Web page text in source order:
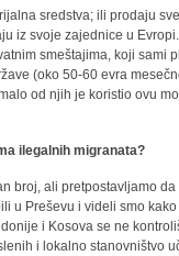
sredstva; ili prodaju
iz svoje zajednice u
smeštajima, koji sami
(oko 50-60 evra
od njih je koristio ovu
ilegalnih migranata?
broj, ali pretpostavljamo
u Preševu i videli smo
i Kosova se ne
i lokalno stanovništvo